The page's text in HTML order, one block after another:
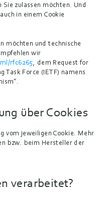
zulassen möchten. Und
in einem Cookie
möchten und technische
rfc6265, dem Request for
Task Force (IETF) namens
über Cookies
vom jeweiligen Cookie. Mehr
bzw. beim Hersteller der
verarbeitet?